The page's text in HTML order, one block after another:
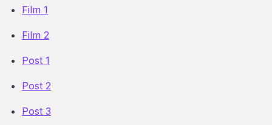
Film 1
Film 2
Post 1
Post 2
Post 3